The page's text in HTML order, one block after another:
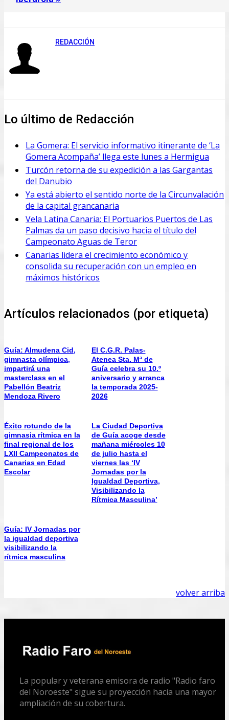
REDACCIÓN
Lo último de Redacción
La Gomera: El servicio informativo itinerante de ‘La
Gomera Acompaña’ llega este lunes a Hermigua
Turcón retorna de su expedición a las Gargantas
del Danubio
Ya está abierto el sentido norte de la Circunvalación
de la capital grancanaria
Vela Latina Canaria: El Portuarios Puertos de Las
Palmas da un paso decisivo hacia el título del
Campeonato Aguas de Teror
Canarias lidera el crecimiento económico y
consolida su recuperación con un empleo en
máximos históricos
Artículos relacionados (por etiqueta)
Guía: Almudena Cid,
gimnasta olímpica,
impartirá una
masterclass en el
Pabellón Beatriz
Mendoza Rivero
El C.G.R. Palas-
Atenea Sta. Mª de
Guía celebra su 10.º
aniversario y arranca
la temporada 2025-
2026
Éxito rotundo de la
gimnasia rítmica en la
final regional de los
LXII Campeonatos de
Canarias en Edad
Escolar
La Ciudad Deportiva
de Guía acoge desde
mañana miércoles 10
de julio hasta el
viernes las ‘IV
Jornadas por la
Igualdad Deportiva,
Visibilizando la
Rítmica Masculina’
Guía: IV Jornadas por
la igualdad deportiva
visibilizando la
rítmica masculina
volver arriba
La popular y veterana emisora de radio "Radio faro
del Noroeste" sigue su proyección hacia una mayor
ampliación de su cobertura.